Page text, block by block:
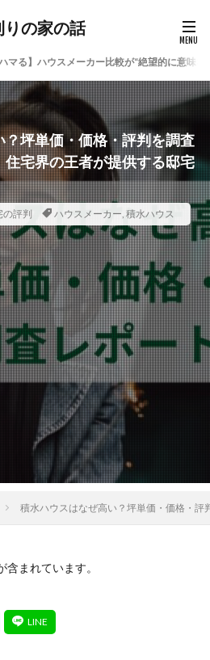
りの家の話
ハマる】ハウスメーカー比較が“絶望的に意味
坪単価・価格・評判を調査
宅界の王者が提供する邸宅
の評判 ハウスメーカー, 積水ハウス
積水ハウスはなぜ高い？坪単価・価格・
まれています。